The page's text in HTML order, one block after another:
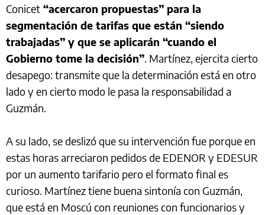
Conicet “acercaron propuestas” para la
segmentación de tarifas que están “siendo
trabajadas” y que se aplicarán “cuando el
Gobierno tome la decisión”. Martínez, ejercita cierto
desapego: transmite que la determinación está en otro
lado y en cierto modo le pasa la responsabilidad a
Guzmán.
A su lado, se deslizó que su intervención fue porque en
estas horas arreciaron pedidos de EDENOR y EDESUR
por un aumento tarifario pero el formato final es
curioso. Martínez tiene buena sintonía con Guzmán,
que está en Moscú con reuniones con funcionarios y